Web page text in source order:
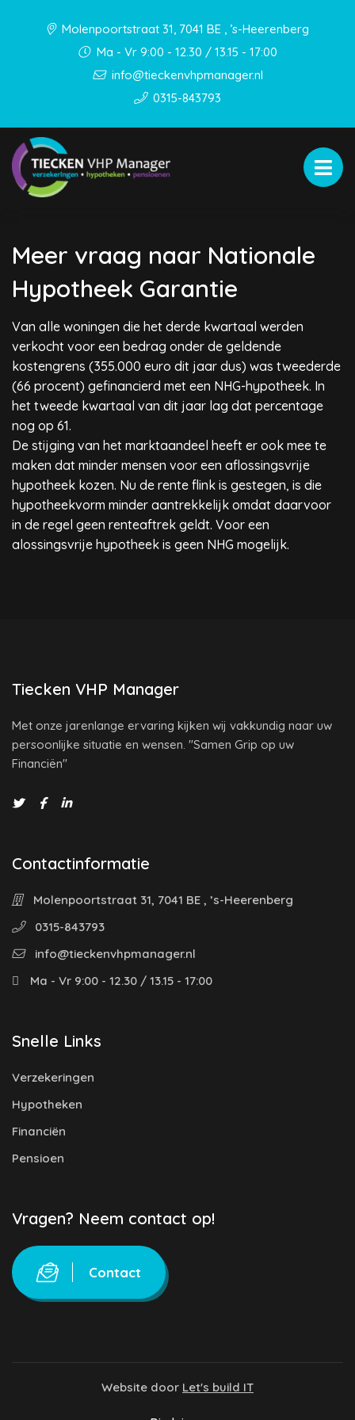
Molenpoortstraat 31, 7041 BE , ’s-Heerenberg
Ma - Vr 9:00 - 12.30 / 13.15 - 17:00
info@tieckenvhpmanager.nl
0315-843793
Meer vraag naar Nationale
Hypotheek Garantie
Van alle woningen die het derde kwartaal werden
verkocht voor een bedrag onder de geldende
kostengrens (355.000 euro dit jaar dus) was tweederde
(66 procent) gefinancierd met een NHG-hypotheek. In
het tweede kwartaal van dit jaar lag dat percentage
nog op 61.
De stijging van het marktaandeel heeft er ook mee te
maken dat minder mensen voor een aflossingsvrije
hypotheek kozen. Nu de rente flink is gestegen, is die
hypotheekvorm minder aantrekkelijk omdat daarvoor
in de regel geen renteaftrek geldt. Voor een
alossingsvrije hypotheek is geen NHG mogelijk.
Tiecken VHP Manager
Met onze jarenlange ervaring kijken wij vakkundig naar uw
persoonlijke situatie en wensen. "Samen Grip op uw
Financiën"
Contactinformatie
Molenpoortstraat 31, 7041 BE , ’s-Heerenberg
0315-843793
info@tieckenvhpmanager.nl
Ma - Vr 9:00 - 12.30 / 13.15 - 17:00
Snelle Links
Verzekeringen
Hypotheken
Financiën
Pensioen
Vragen? Neem contact op!
Contact
Website door Let's build IT